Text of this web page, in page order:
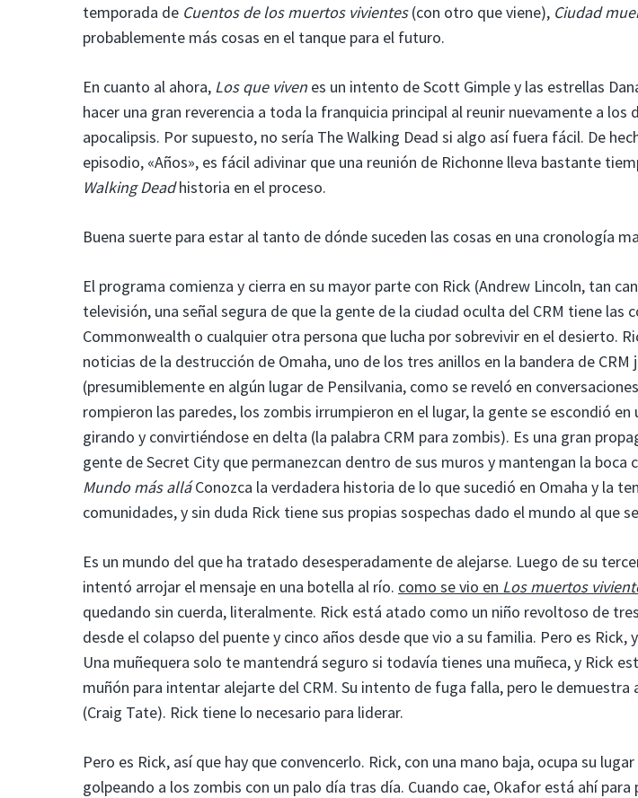
temporada de Cuentos de los muertos vivientes(con otro que viene), Ciudad
probablemente más cosas en el tanque para el futuro.
En cuanto al ahora, Los que viven es un intento de Scott Gimple y las estrellas
hacer una gran reverencia a toda la franquicia principal al reunir nuevamente a
apocalipsis. Por supuesto, no sería The Walking Dead si algo así fuera fácil. De
episodio, «Años», es fácil adivinar que una reunión de Richonne lleva bastante
Walking Deadhistoria en el proceso.
Buena suerte para estar al tanto de dónde suceden las cosas en una cronología
El programa comienza y cierra en su mayor parte con Rick (Andrew Lincoln, tan
televisión, una señal segura de que la gente de la ciudad oculta del CRM tiene las
Commonwealth o cualquier otra persona que lucha por sobrevivir en el desierto.
noticias de la destrucción de Omaha, uno de los tres anillos en la bandera de CRM
(presumiblemente en algún lugar de Pensilvania, como se reveló en
rompieron las paredes, los zombis irrumpieron en el lugar, la gente se escondió
girando y convirtiéndose en delta (la palabra CRM para zombis). Es una gran
gente de Secret City que permanezcan dentro de sus muros y mantengan la boca
Mundo más alláConozca la verdadera historia de lo que sucedió en Omaha y la
comunidades, y sin duda Rick tiene sus propias sospechas dado el mundo al que
Es un mundo del que ha tratado desesperadamente de alejarse. Luego de su
intentó arrojar el mensaje en una botella al río. como se vio en Los muertos
quedando sin cuerda, literalmente. Rick está atado como un niño revoltoso de
desde el colapso del puente y cinco años desde que vio a su familia. Pero es Rick,
Una muñequera solo te mantendrá seguro si todavía tienes una muñeca, y Rick
muñón para intentar alejarte del CRM. Su intento de fuga falla, pero le
(Craig Tate). Rick tiene lo necesario para liderar.
Pero es Rick, así que hay que convencerlo. Rick, con una mano baja, ocupa su
golpeando a los zombis con un palo día tras día. Cuando cae, Okafor está ahí